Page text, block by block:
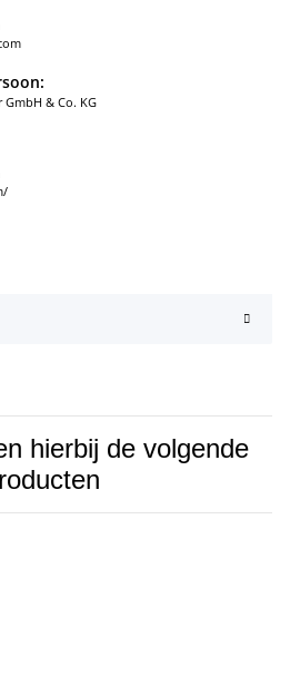
GmbH & Co. KG
hierbij de volgende